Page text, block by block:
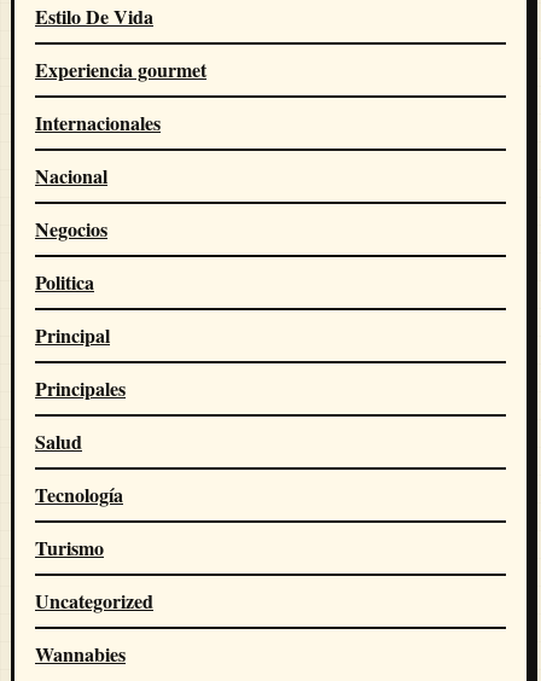
Estilo De Vida
Experiencia gourmet
Internacionales
Nacional
Negocios
Politica
Principal
Principales
Salud
Tecnología
Turismo
Uncategorized
Wannabies